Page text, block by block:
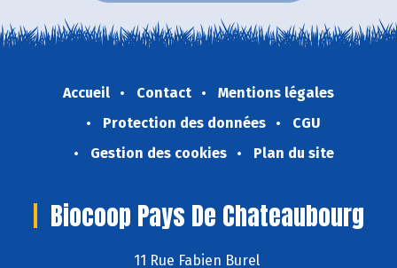
Accueil Contact
Mentions légales
Protection des données
CGU
Gestion des cookies
Plan du site
Biocoop Pays De Chateaubourg
11 Rue Fabien Burel